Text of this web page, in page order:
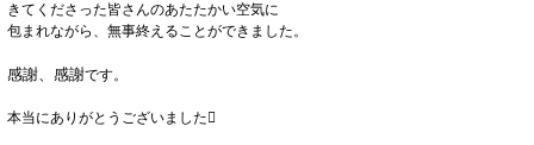
きてくださった皆さんのあたたかい空気に
包まれながら、無事終えることができました。
感謝、感謝です。
本当にありがとうございました󾆛